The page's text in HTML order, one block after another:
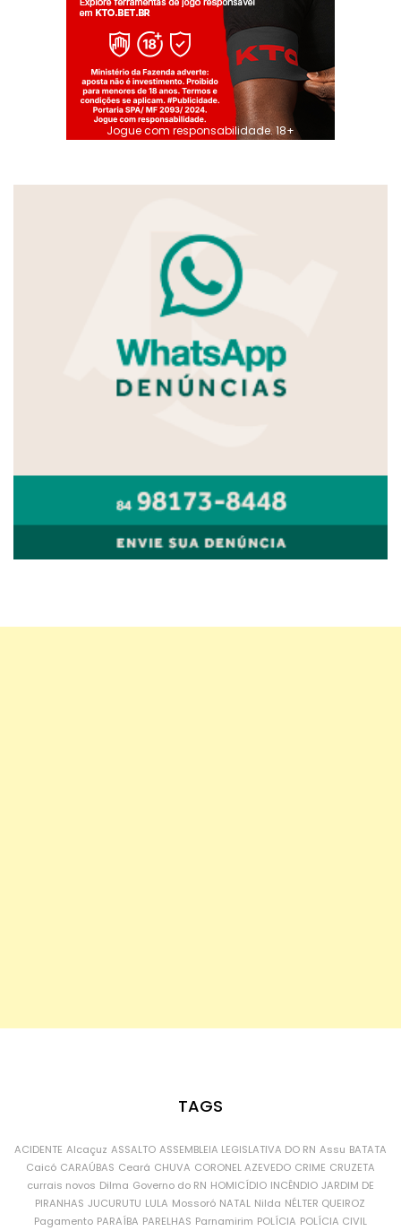
Jogue com responsabilidade. 18+
TAGS
ACIDENTE Alcaçuz ASSALTO ASSEMBLEIA LEGISLATIVA DO RN Assu BATATA
Caicó CARAÚBAS Ceará CHUVA CORONEL AZEVEDO CRIME CRUZETA
currais novos Dilma Governo do RN HOMICÍDIO INCÊNDIO JARDIM DE
PIRANHAS JUCURUTU LULA Mossoró NATAL Nilda NÉLTER QUEIROZ
Pagamento PARAÍBA PARELHAS Parnamirim POLÍCIA POLÍCIA CIVIL